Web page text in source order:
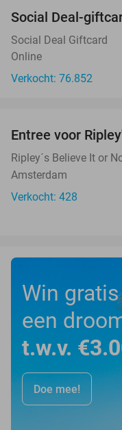
Social Deal-
Social Deal Giftcard
Online
Verkocht: 76.852
Entree voor
Ripley´s Believe It or
Amsterdam
Verkocht: 428
Win gratis
een
t.w.v.
Doe mee!